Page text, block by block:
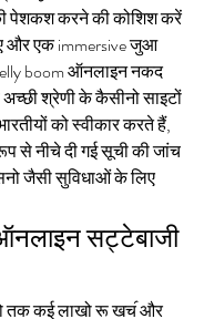
पेशकश करने की कोशिश करें
एक immersive जुआ
boom ऑनलाइन नकद
श्रेणी के कैसीनो साइटों
को स्वीकार करते हैं,
से नीचे दी गई सूची की जांच
जैसी सुविधाओं के लिए
सट्टेबाजी
तक कई लाखो रू खच॔ और